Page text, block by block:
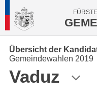
Übersicht der
Gemeindewahlen 2019
Vaduz